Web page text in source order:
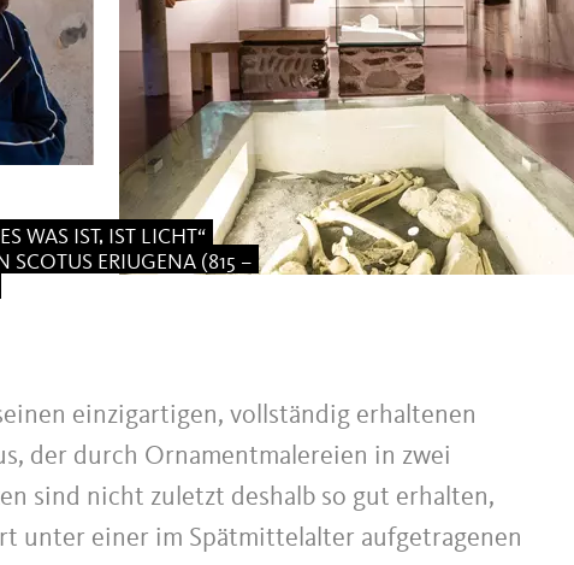
WAS IST, IST LICHT“
SCOTUS ERIUGENA (815 –
einzigartigen, vollständig erhaltenen
der durch Ornamentmalereien in zwei
sind nicht zuletzt deshalb so gut erhalten,
unter einer im Spätmittelalter aufgetragenen